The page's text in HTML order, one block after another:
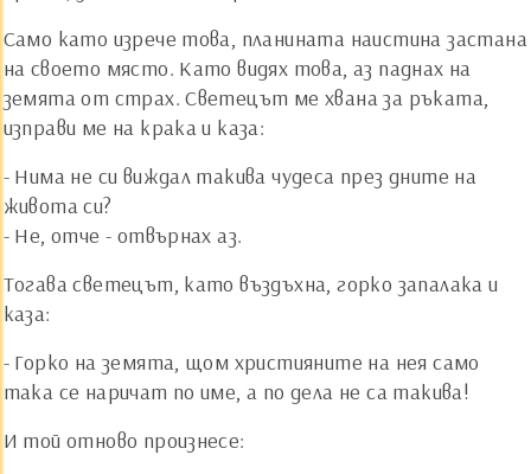
Само като изрече това, планината наистина застана
на своето място. Като видях това, аз паднах на
земята от страх. Светецът ме хвана за ръката,
изправи ме на крака и каза:
- Нима не си виждал такива чудеса през дните на
живота си?
- Не, отче - отвърнах аз.
Тогава светецът, като въздъхна, горко запалака и
каза:
- Горко на земята, щом християните на нея само
така се наричат по име, а по дела не са такива!
И той отново произнесе: